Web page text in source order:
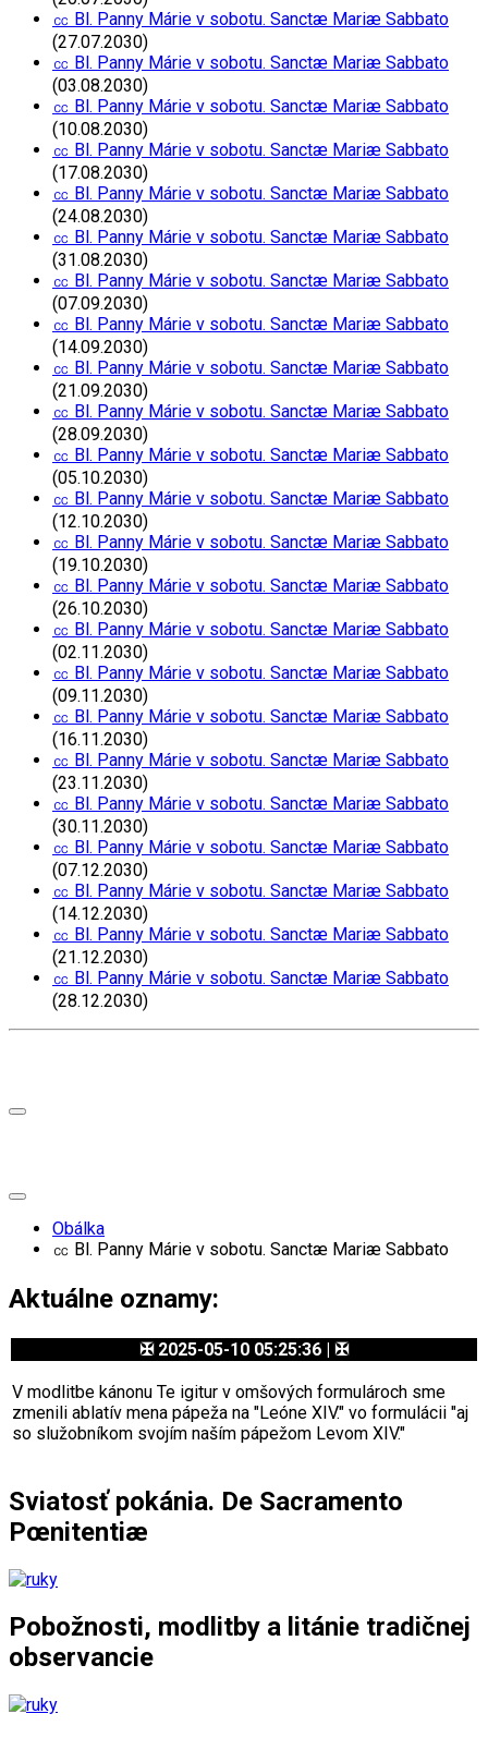
㏄ Bl. Panny Márie v sobotu. Sanctæ Mariæ Sabbato
(27.07.2030)
㏄ Bl. Panny Márie v sobotu. Sanctæ Mariæ Sabbato
(03.08.2030)
㏄ Bl. Panny Márie v sobotu. Sanctæ Mariæ Sabbato
(10.08.2030)
㏄ Bl. Panny Márie v sobotu. Sanctæ Mariæ Sabbato
(17.08.2030)
㏄ Bl. Panny Márie v sobotu. Sanctæ Mariæ Sabbato
(24.08.2030)
㏄ Bl. Panny Márie v sobotu. Sanctæ Mariæ Sabbato
(31.08.2030)
㏄ Bl. Panny Márie v sobotu. Sanctæ Mariæ Sabbato
(07.09.2030)
㏄ Bl. Panny Márie v sobotu. Sanctæ Mariæ Sabbato
(14.09.2030)
㏄ Bl. Panny Márie v sobotu. Sanctæ Mariæ Sabbato
(21.09.2030)
㏄ Bl. Panny Márie v sobotu. Sanctæ Mariæ Sabbato
(28.09.2030)
㏄ Bl. Panny Márie v sobotu. Sanctæ Mariæ Sabbato
(05.10.2030)
㏄ Bl. Panny Márie v sobotu. Sanctæ Mariæ Sabbato
(12.10.2030)
㏄ Bl. Panny Márie v sobotu. Sanctæ Mariæ Sabbato
(19.10.2030)
㏄ Bl. Panny Márie v sobotu. Sanctæ Mariæ Sabbato
(26.10.2030)
㏄ Bl. Panny Márie v sobotu. Sanctæ Mariæ Sabbato
(02.11.2030)
㏄ Bl. Panny Márie v sobotu. Sanctæ Mariæ Sabbato
(09.11.2030)
㏄ Bl. Panny Márie v sobotu. Sanctæ Mariæ Sabbato
(16.11.2030)
㏄ Bl. Panny Márie v sobotu. Sanctæ Mariæ Sabbato
(23.11.2030)
㏄ Bl. Panny Márie v sobotu. Sanctæ Mariæ Sabbato
(30.11.2030)
㏄ Bl. Panny Márie v sobotu. Sanctæ Mariæ Sabbato
(07.12.2030)
㏄ Bl. Panny Márie v sobotu. Sanctæ Mariæ Sabbato
(14.12.2030)
㏄ Bl. Panny Márie v sobotu. Sanctæ Mariæ Sabbato
(21.12.2030)
㏄ Bl. Panny Márie v sobotu. Sanctæ Mariæ Sabbato
(28.12.2030)
Obálka
㏄ Bl. Panny Márie v sobotu. Sanctæ Mariæ Sabbato
Aktuálne oznamy:
✠ 2025-05-10 05:25:36 | ✠
V modlitbe kánonu Te igitur v omšových formulároch sme
zmenili ablatív mena pápeža na "Leóne XIV." vo formulácii "aj
so služobníkom svojím naším pápežom Levom XIV."
Sviatosť pokánia. De Sacramento
Pœnitentiæ
Pobožnosti, modlitby a litánie tradičnej
observancie